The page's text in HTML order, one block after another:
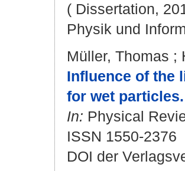
( Dissertation,
Physik und
Müller, Thomas ;
Influence of the
for wet particles.
In: Physical
ISSN 1550-2376
DOI der